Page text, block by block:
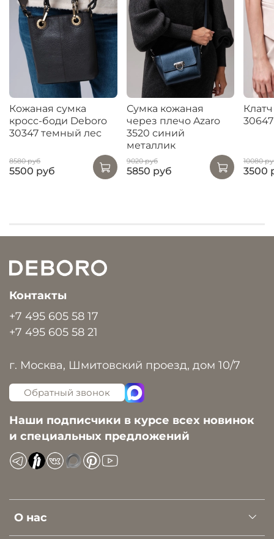
Кожаная сумка
кросс-боди Deboro
30347 темный лес
8580 руб
5500 руб
Сумка кожаная
через плечо Azaro
3520 синий
металлик
9020 руб
5850 руб
10080
3500
О нас
Контакты
+7 495 605 58 17
+7 495 605 58 21
г. Москва, Шмитовский проезд, дом 10/7
Обратный звонок
Наши подписчики в курсе всех новинок
и специальных предложений